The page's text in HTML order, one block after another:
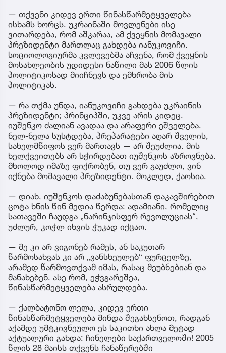
— თქვენი კიდევ ერთი წინასწარმეტყველება
ისხამს ხორცს. უკრაინაში მოვლენები ისე
ვითარდება, რომ აშკარაა, ამ ქვეყნის მომავალი
პრეზიდენტი მართლაც გახდება იანუკოვიჩი.
სოციოლოგიურმა კვლევებმა აჩვენა, რომ ქვეყნის
მოსახლეობის უდიდესი ნაწილი მას 2006 წლის
პოლიტიკოსად მიიჩნევს და ემხრობა მის
პოლიტიკას.
— რა თქმა უნდა, იანუკოვიჩი გახდება უკრაინის
პრეზიდენტი; პრინციპში, უკვე არის კიდეც.
იუშენკო ძალიან ავადაა და არაფერი ეშველება.
ნელ-ნელა სუსტდება, პრეპარატები აღარ შველის,
სახელმწიფოს ვერ მართავს — არ შეუძლია. მის
ხელქვეითებს არ სჭირდებათ იუშენკოს აზროვნება.
მხოლოდ იმაზე ფიქრობენ, თუ ვერ გაუძლო, ვინ
იქნება მომავალი პრეზიდენტი. მოკლედ, ქაოსია.
— დიახ, იუშენკოს დაძაბუნებასთან დაკავშირებით
ცოტა ხნის წინ მედია წერდა: ადამიანი, რომელიც
სათავეში ჩაუდგა „ნარინჯისფერ რევოლუციას“,
უძლურ, კოჭლ იხვის ჭუკად იქცაო.
— მე კი არ ვიგონებ რამეს, ან საკუთარ
წარმოსახვას კი არ „ვანსხეულებ“ ფურცელზე,
არამედ წარმოვთქვამ იმას, რასაც მეუბნებიან და
მანახებენ. ასე რომ, ეჭვგარეშეა,
წინასწარმეტყველება ასრულდება.
— ქალბატონო ლელა, კიდევ ერთი
წინასწარმეტყველება მინდა შეგახსენოთ, რადგან
აქამდე უმტკივნეულო ეს საკითხი ახლა მეტად
აქტუალური გახდა: ჩინელები საქართველოში! 2005
წლის 28 მაისს თქვენს ჩანაწერებში